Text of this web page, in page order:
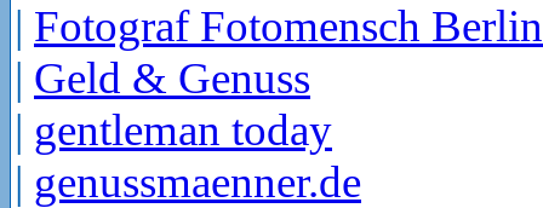
| Fotograf Fotomensch Berlin
| Geld & Genuss
| gentleman today
| genussmaenner.de